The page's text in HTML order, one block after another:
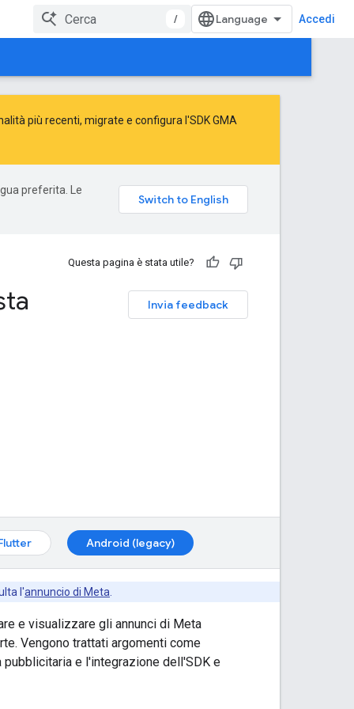
/ Accedi
più recenti, migrate e configura l'SDK GMA
preferita. Le
Questa pagina è stata utile?
Invia feedback
Android (legacy)
l'annuncio di Meta
e visualizzare gli annunci di Meta
Vengono trattati argomenti come
e l'integrazione dell'SDK e